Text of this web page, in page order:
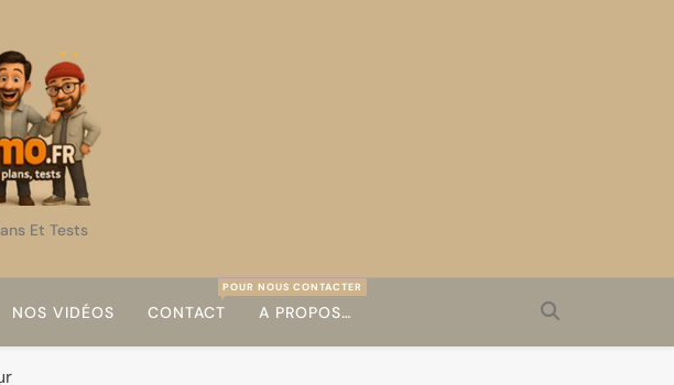
Et Tests
NOS VIDÉOS CONTACT
POUR NOUS CONTACTER
A PROPOS…